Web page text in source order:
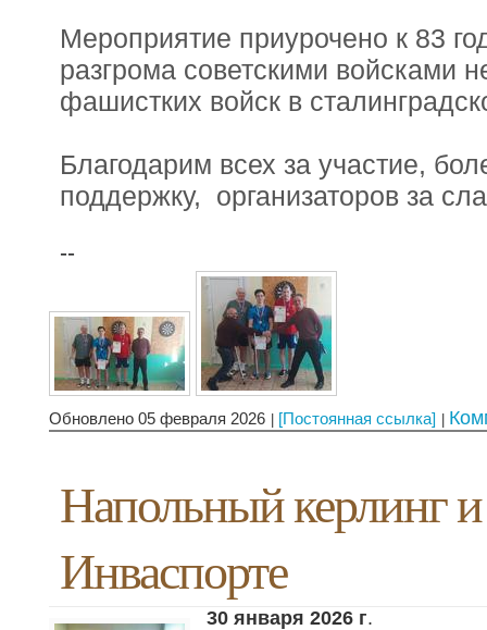
Мероприятие приурочено к 83
разгрома советскими войсками
фашистких войск в
Благодарим всех за участие,
поддержку, организаторов за
--
Обновлено 05 февраля 2026 [Постоянная ссылка]
Напольный керлинг и
Инваспорте
30 января 2026 г.